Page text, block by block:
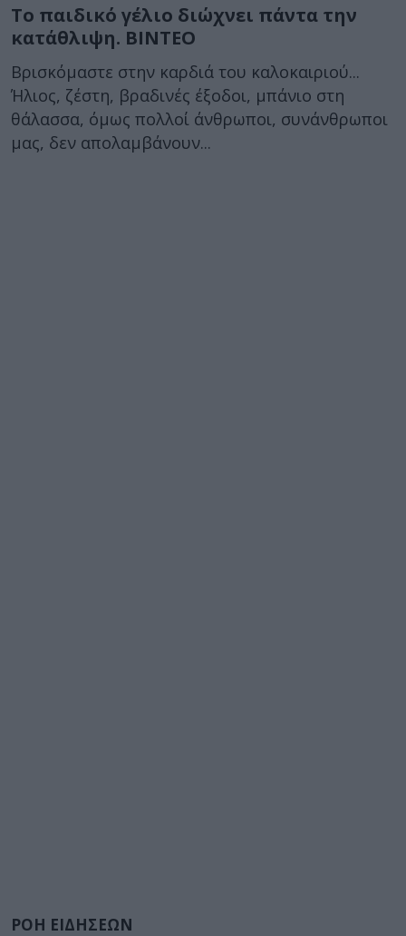
Το παιδικό γέλιο διώχνει πάντα την
κατάθλιψη. ΒΙΝΤΕΟ
Βρισκόμαστε στην καρδιά του καλοκαιριού...
Ήλιος, ζέστη, βραδινές έξοδοι, μπάνιο στη
θάλασσα, όμως πολλοί άνθρωποι, συνάνθρωποι
μας, δεν απολαμβάνουν...
ΡΟΗ ΕΙΔΗΣΕΩΝ